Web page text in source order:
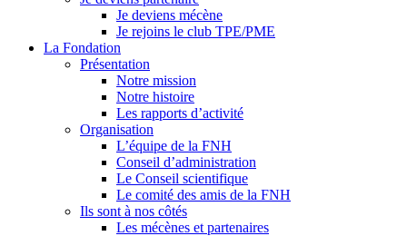
Je deviens mécène
Je rejoins le club TPE/PME
La Fondation
Présentation
Notre mission
Notre histoire
Les rapports d’activité
Organisation
L’équipe de la FNH
Conseil d’administration
Le Conseil scientifique
Le comité des amis de la FNH
Ils sont à nos côtés
Les mécènes et partenaires